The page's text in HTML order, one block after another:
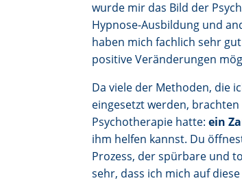
wurde mir das Bild der
Hypnose-Ausbildung und
haben mich fachlich sehr
positive Veränderungen
Da viele der Methoden, die
eingesetzt werden,
Psychotherapie hatte:ein
ihm helfen kannst. Du
Prozess, der spürbare und
sehr, dass ich mich auf